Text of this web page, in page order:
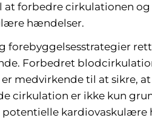
forbedre cirkulationen
hændelser.
Forbedret
medvirkende til at sikre,
cirkulation er ikke kun
kardiovaskulære